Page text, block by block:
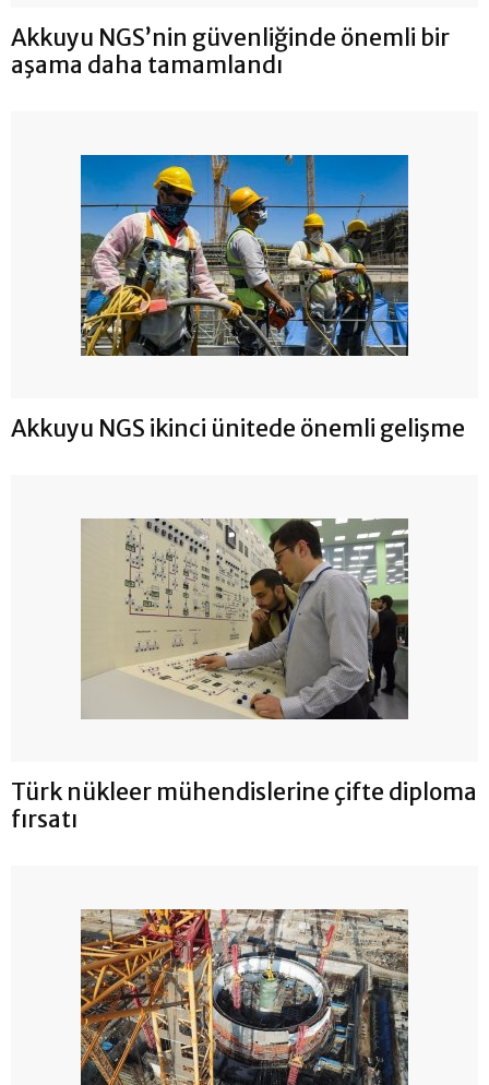
Akkuyu NGS’nin güvenliğinde önemli bir
aşama daha tamamlandı
Akkuyu NGS ikinci ünitede önemli gelişme
Türk nükleer mühendislerine çifte diploma
fırsatı